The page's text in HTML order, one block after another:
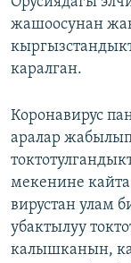
жашоосунан
каралган.
Коронавирус
аралар
мекенине
вирустан улам
убактылуу
калышканын,